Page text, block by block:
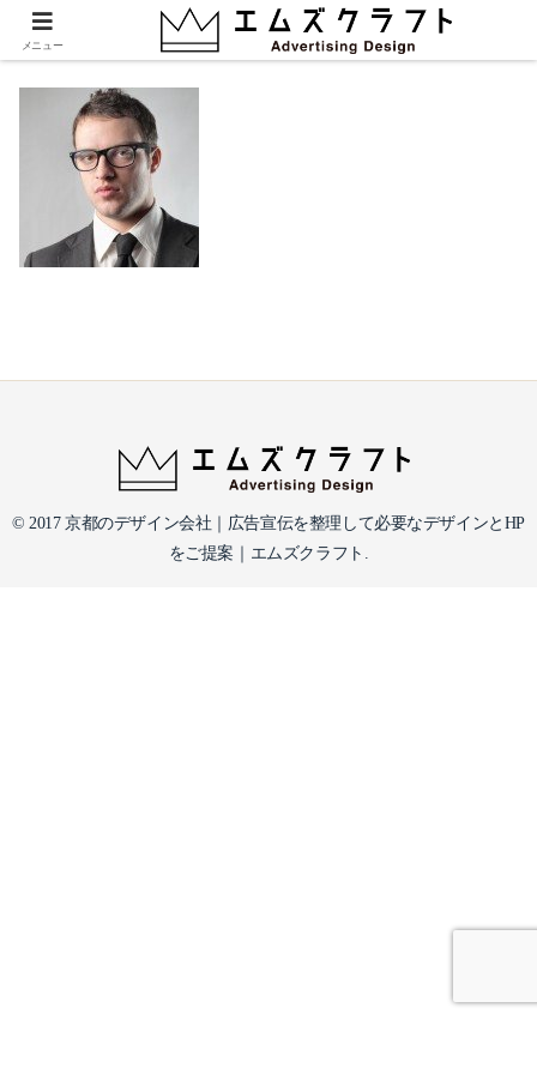
testimonial3.jpg
© 2017 京都のデザイン会社｜広告宣伝を整理して必要なデザインとHP
をご提案｜エムズクラフト.
メニュー